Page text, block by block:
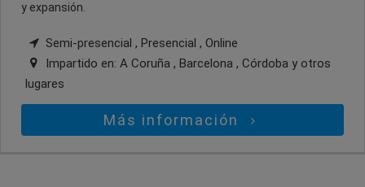
y expansión.
Semi-presencial , Presencial , Online
Impartido en: A Coruña , Barcelona , Córdoba y otros
lugares
Más información